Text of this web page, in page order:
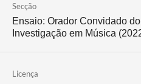
Secção
Ensaio: Orador Convidado
Investigação em Música
Licença